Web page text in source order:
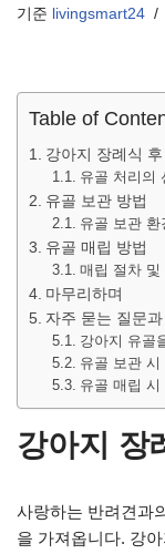
기준 livingsmart24
Table of
강아지 장례식
유골 처리의
유골 보관 방법
유골 보관 환
유골 매립 방법
매립 절차 및
마무리하며
자주 묻는 질문과
강아지 유골
유골 보관
유골 매립
강아지 장
사랑하는 반려견과
을 가져옵니다. 강